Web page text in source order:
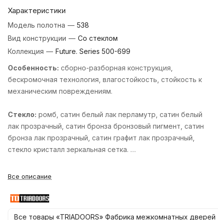
Характеристики
Модель полотна — 538
Вид конструкции — Со стеклом
Коллекция — Future. Series 500-699
Особенность: cборно-разборная конструкция,
бескромочная технология, влагостойкость, стойкость к
механическим повреждениям.
Стекло: ромб, cатин белый лак перламутр, cатин белый
лак прозрачный, cатин бронза бронзовый пигмент, cатин
бронза лак прозрачный, cатин графит лак прозрачный,
cтекло кристалл зеркальная сетка.
Стандартные размеры:
Все описание
Все товары «TRIADOORS» Фабрика межкомнатных дверей